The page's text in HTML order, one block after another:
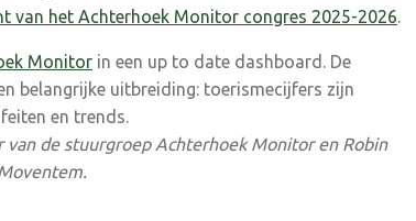
van het Achterhoek Monitor congres 2025-2026.
Monitor in een up to date dashboard. De
belangrijke uitbreiding: toerismecijfers zijn
en trends.
de stuurgroep Achterhoek Monitor en Robin